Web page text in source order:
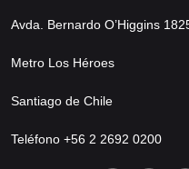
Avda. Bernardo O’Higgins
Metro Los Héroes
Santiago de Chile
Teléfono +56 2 2692 0200